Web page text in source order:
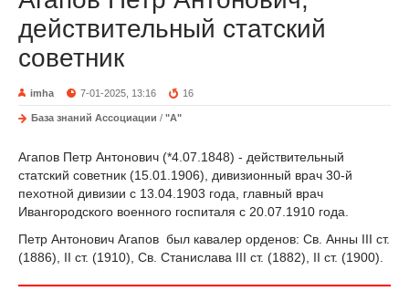
действительный статский
советник
imha 7-01-2025, 13:16 16
База знаний Ассоциации / "А"
Агапов Петр Антонович (*4.07.1848) - действительный
статский советник (15.01.1906), дивизионный врач 30-й
пехотной дивизии с 13.04.1903 года, главный врач
Ивангородского военного госпиталя с 20.07.1910 года.
Петр Антонович Агапов был кавалер орденов: Св. Анны III ст.
(1886), II ст. (1910), Св. Станислава III ст. (1882), II ст. (1900).